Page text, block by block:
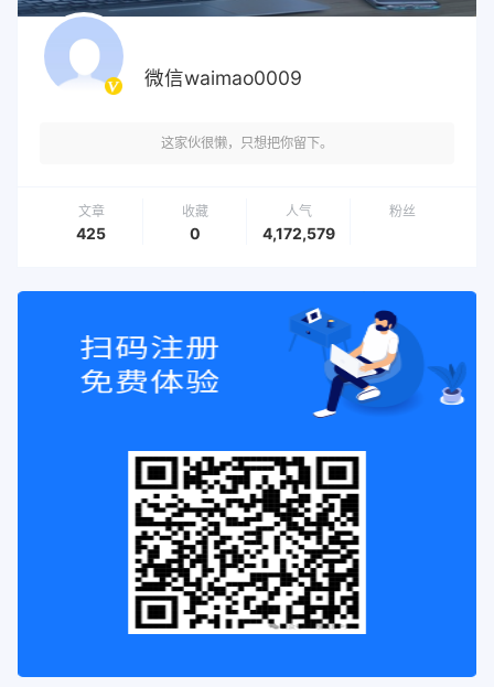
微信waimao0009
这家伙很懒，只想把你留下。
文章
425
收藏
0
人气
4,172,579
粉丝